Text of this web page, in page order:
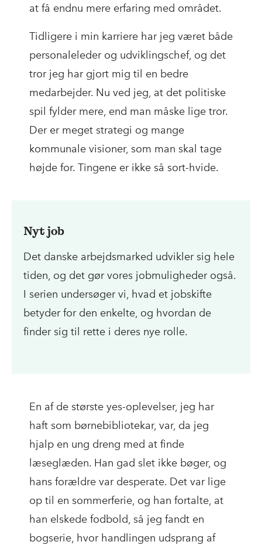
at få endnu mere erfaring med området.
Tidligere i min karriere har jeg været både
personaleleder og udviklingschef, og det
tror jeg har gjort mig til en bedre
medarbejder. Nu ved jeg, at det politiske
spil fylder mere, end man måske lige tror.
Der er meget strategi og mange
kommunale visioner, som man skal tage
højde for. Tingene er ikke så sort-hvide.
Nyt job
Det danske arbejdsmarked udvikler sig hele
tiden, og det gør vores jobmuligheder også.
I serien undersøger vi, hvad et jobskifte
betyder for den enkelte, og hvordan de
finder sig til rette i deres nye rolle.
En af de største yes-oplevelser, jeg har
haft som børnebibliotekar, var, da jeg
hjalp en ung dreng med at finde
læseglæden. Han gad slet ikke bøger, og
hans forældre var desperate. Det var lige
op til en sommerferie, og han fortalte, at
han elskede fodbold, så jeg fandt en
bogserie, hvor handlingen udsprang af